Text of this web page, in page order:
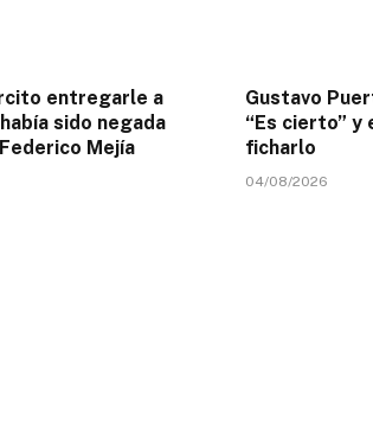
entregarle a
sido negada
Mejía
Gustavo
“Es cierto” y
ficharlo
04/08/2026